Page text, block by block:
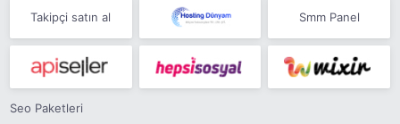
Takipçi satın al Smm Panel
Seo Paketleri